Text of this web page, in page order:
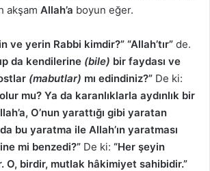
akşam Allah’a boyun eğer.
ve yerin Rabbi kimdir?” “Allah’tır” de.
da kendilerine (bile) bir faydası ve
(mabutlar) mı edindiniz?” De ki:
mu? Ya da karanlıklarla aydınlık bir
O’nun yarattığı gibi yaratan
bu yaratma ile Allah’ın yaratması
mi benzedi?” De ki: “Her şeyin
O, birdir, mutlak hâkimiyet sahibidir.”